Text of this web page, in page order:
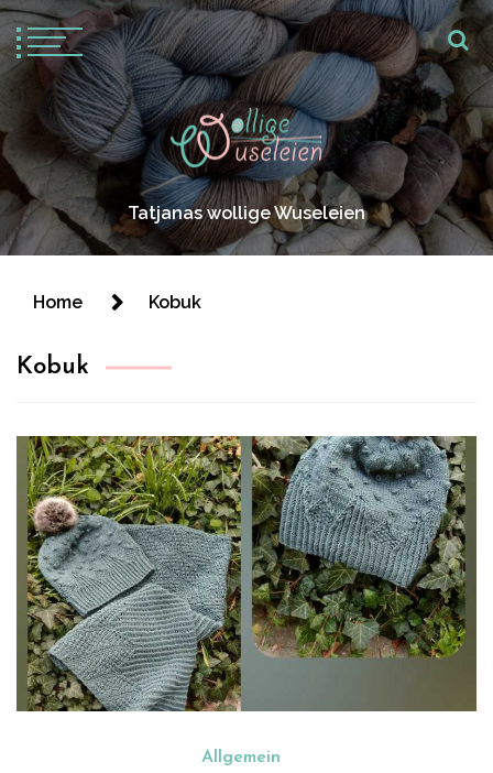
Tatjanas wollige Wuseleien
Home Kobuk
Kobuk
Allgemein